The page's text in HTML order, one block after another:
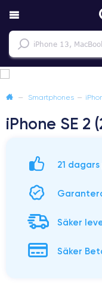
— Smartphones —
iPhone SE 2
21
Säker
Säker